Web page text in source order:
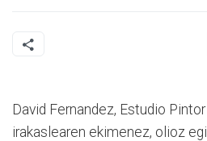
David Fernandez, Estudio
irakaslearen ekimenez, olioz